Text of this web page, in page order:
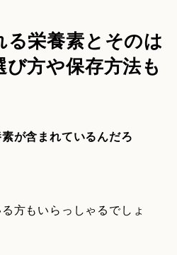
栄養素とそのは
方や保存方法も
が含まれているんだろ
方もいらっしゃるでしょ